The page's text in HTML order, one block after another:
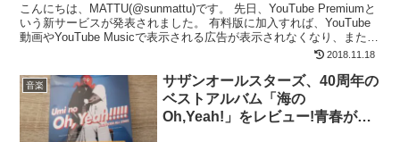
こんにちは、MATTU(@sunmattu)です。 先日、YouTube Premiumと
いう新サービスが発表されました。 有料版に加入すれば、YouTube
動画やYouTube Musicで表示される広告が表示されなくなり、またダ
2018.11.18
音楽
サザンオールスターズ、40周年の
ベストアルバム「海の
Oh,Yeah!」をレビュー!青春が蘇